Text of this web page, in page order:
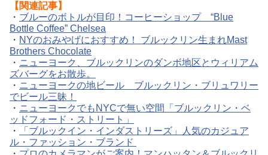
【 関連記事】
・ ブルーのボトルが目印！コーヒーショップ “Blue
Bottle Coffee” Chelsea
・ NYのおみやげにおすすめ！ ブルックリン生まれMast
Brothers Chocolate
・ ニューヨーク、ブルックリンのダンボ地区とウィリアム
ズバーグをお散歩。
・ ニューヨークの地ビール ブルックリン・ブリュワリー
でビール三昧！
・ ニューヨークでもNYCで無い空間「ブルックリン・ベ
ッドフォード・ストリート」
・
「ブルックイン・インダストリーズ」人気のカジュア
ル・ファッション・ブランド